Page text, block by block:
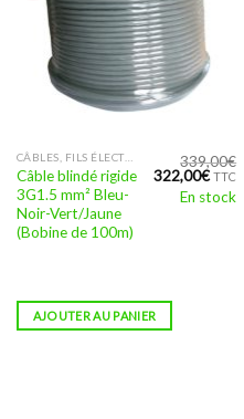
CÂBLES, FILS ÉLECTRIQUES BLINDÉS AVEC DES FILS TORSADÉS
Câble blindé rigide
3G1.5 mm² Bleu-
Noir-Vert/Jaune
(Bobine de 100m)
339,00€
Le
initial
322,00€Le
prix
actuel
TTC
En stock
AJOUTER AU PANIER